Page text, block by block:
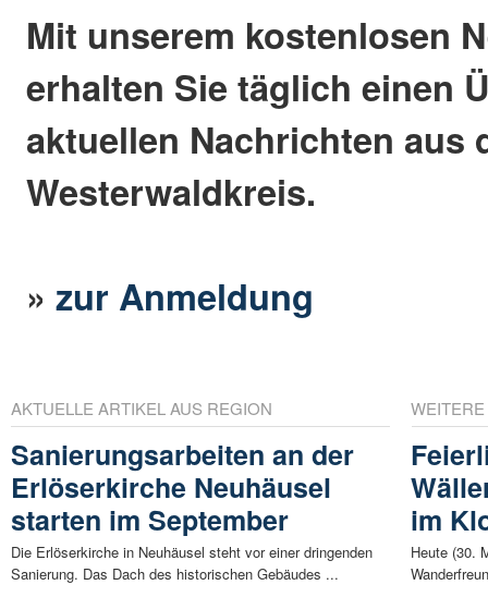
Mit unserem kostenlosen
erhalten Sie täglich einen
aktuellen Nachrichten aus
Westerwaldkreis.
»zur Anmeldung
AKTUELLE ARTIKEL AUS REGION
Sanierungsarbeiten an der
Erlöserkirche Neuhäusel
starten im September
Die Erlöserkirche in Neuhäusel steht vor einer dringenden
Sanierung. Das Dach des historischen Gebäudes ...
im
Heute (30.